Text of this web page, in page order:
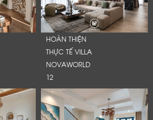
HOÀN THIỆN
THỰC TẾ VILLA
NOVAWORLD
12